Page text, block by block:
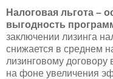
Налоговая льгота –
выгодность
заключении лизинга
снижается в среднем
лизинговому договору
на фоне увеличения